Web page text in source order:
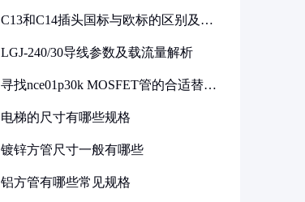
C13和C14插头国标与欧标的区别及其
LGJ-240/30导线参数及载流量解析
寻找nce01p30k MOSFET管的合适替代
电梯的尺寸有哪些规格
镀锌方管尺寸一般有哪些
铝方管有哪些常见规格